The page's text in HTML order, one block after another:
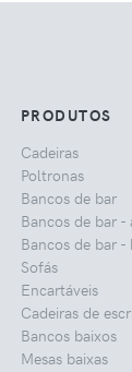
PRODUTOS
Cadeiras
Poltronas
Bancos de bar
Bancos de bar -
Bancos de bar -
Sofás
Encartáveis
Cadeiras de
Bancos baixos
Mesas baixas